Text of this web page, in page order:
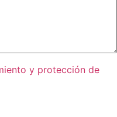
y protección de